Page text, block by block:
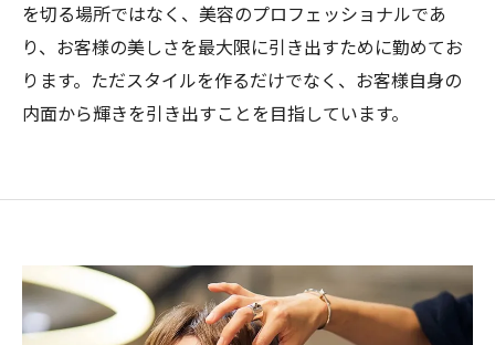
を切る場所ではなく、美容のプロフェッショナルであ
り、お客様の美しさを最大限に引き出すために勤めてお
ります。ただスタイルを作るだけでなく、お客様自身の
内面から輝きを引き出すことを目指しています。